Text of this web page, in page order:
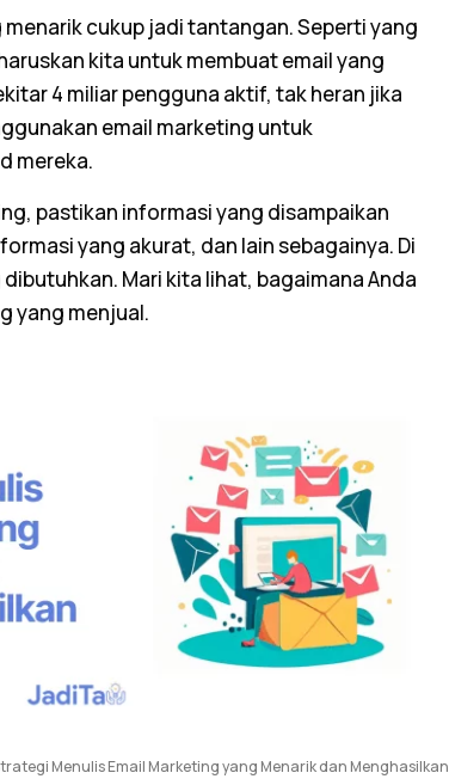
menarik cukup jadi tantangan. Seperti yang
kita untuk membuat email yang
4 miliar pengguna aktif, tak heran jika
email marketing untuk
mereka.
, pastikan informasi yang disampaikan
yang akurat, dan lain sebagainya. Di
dibutuhkan. Mari kita lihat, bagaimana Anda
yang menjual.
Menulis Email Marketing yang Menarik dan Menghasilkan